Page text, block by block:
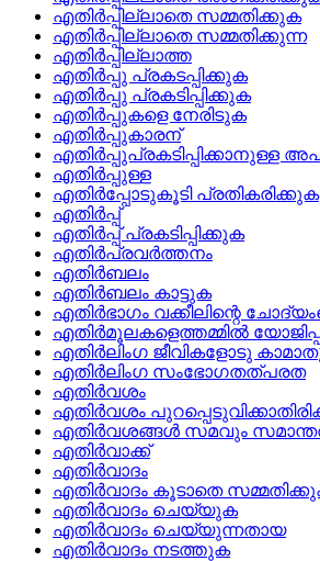
എതിര്‍പ്പില്ലാതെ സമ്മതിക്കുക
എതിര്‍പ്പില്ലാതെ സമ്മതിക്കുന്ന
എതിര്‍പ്പില്ലാത്ത
എതിര്‍പ്പു പ്രകടപ്പിക്കുക
എതിര്‍പ്പു പ്രകടിപ്പിക്കുക
എതിര്‍പ്പുകളെ നേരിടുക
എതിര്‍പ്പുകാരന്
എതിര്‍പ്പുപ്രകടിപ്പിക്കാനുള്ള
എതിര്‍പ്പുള്ള
എതിര്‍പ്പോടുകൂടി പ്രതികരിക്കുക
എതിര്‍പ്പ്
എതിര്‍പ്പ്‌ പ്രകടിപ്പിക്കുക
എതിര്‍പ്രവര്‍ത്തനം
എതിര്‍ബലം
എതിര്‍ബലം കാട്ടുക
എതിര്‍ഭാഗം വക്കീലിന്റെ
എതിര്‍മൂലകളെത്തമ്മില്‍
എതിര്‍ലിംഗ ജീവികളോടു
എതിര്‍ലിംഗ സംഭോഗതത്‌പരത
എതിര്‍വശം
എതിര്‍വശം
എതിര്‍വശങ്ങള്‍ സമവും
എതിര്‍വാക്ക്
എതിര്‍വാദം
എതിര്‍വാദം കൂടാതെ
എതിര്‍വാദം ചെയ്യുക
എതിര്‍വാദം ചെയ്യുന്നതായ
എതിര്‍വാദം നടത്തുക